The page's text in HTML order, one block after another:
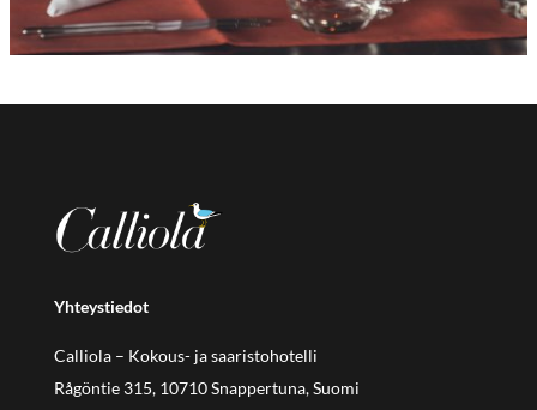
Yhteystiedot
Calliola – Kokous- ja saaristohotelli
Rågöntie 315, 10710 Snappertuna, Suomi